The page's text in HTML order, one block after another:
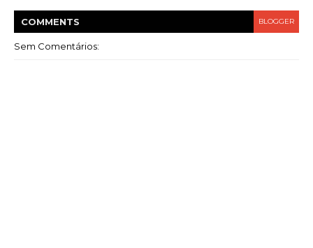
COMMENTS BLOGGER
Sem Comentários: